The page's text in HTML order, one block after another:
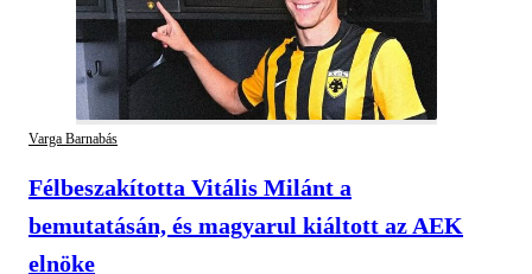
Varga Barnabás
Félbeszakította Vitális Milánt a
bemutatásán, és magyarul kiáltott az AEK
elnöke